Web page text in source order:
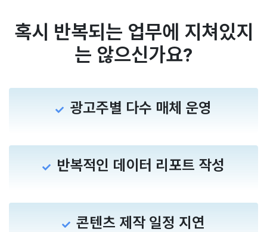
혹시 반복되는 업무에 지쳐있지
는 않으신가요?
광고주별 다수 매체 운영
반복적인 데이터 리포트 작성
콘텐츠 제작 일정 지연